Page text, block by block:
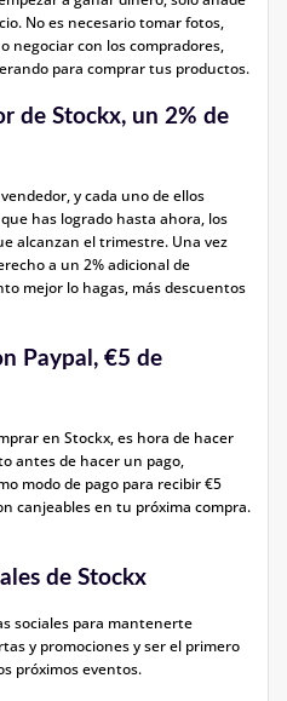
No es necesario tomar fotos,
negociar con los compradores,
para comprar tus productos.
de Stockx, un 2% de
y cada uno de ellos
has logrado hasta ahora, los
alcanzan el trimestre. Una vez
a un 2% adicional de
mejor lo hagas, más descuentos
Paypal, €5 de
en Stockx, es hora de hacer
antes de hacer un pago,
modo de pago para recibir €5
canjeables en tu próxima compra.
de Stockx
sociales para mantenerte
y promociones y ser el primero
próximos eventos.